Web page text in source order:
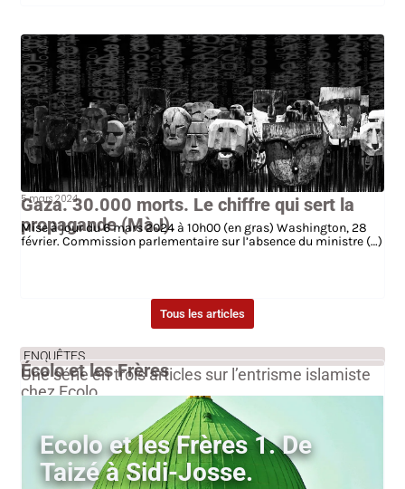
5 mars 2024
Gaza. 30.000 morts. Le chiffre qui sert la
propagande (MàJ).
Mise à jour du 6 mars 2024 à 10h00 (en gras) Washington, 28
février. Commission parlementaire sur l’absence du ministre (…)
Tous les articles
ENQUÊTES
Écolo et les Frères
Une série en trois articles sur l’entrisme islamiste
chez Ecolo.
Ecolo et les Frères 1. De
Taizé à Sidi-Josse.